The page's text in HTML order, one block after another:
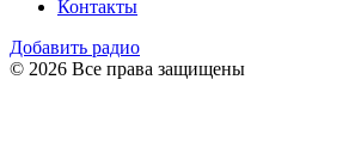
Контакты
Добавить радио
© 2026 Все права защищены